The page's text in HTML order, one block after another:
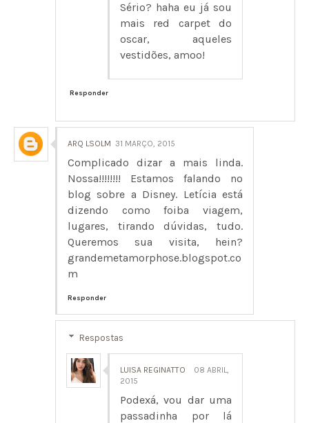
Sério? haha eu já sou
mais red carpet do
oscar, aqueles
vestidões, amoo!
Responder
ARQ LSOLM 31 MARÇO, 2015
Complicado dizar a mais linda.
Nossa!!!!!!!! Estamos falando no
blog sobre a Disney. Letícia está
dizendo como foiba viagem,
lugares, tirando dúvidas, tudo.
Queremos sua visita, hein?
grandemetamorphose.blogspot.co
m
Responder
Respostas
LUISA REGINATTO
08 ABRIL,
2015
Podexá, vou dar uma
passadinha por lá